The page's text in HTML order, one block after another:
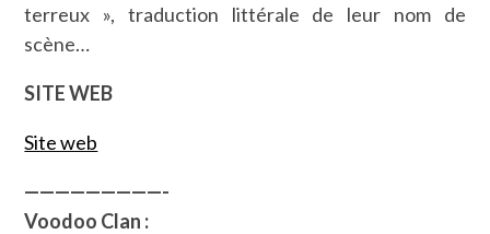
terreux », traduction littérale de leur nom de
scène…
SITE WEB
Site web
—————————-
Voodoo Clan :